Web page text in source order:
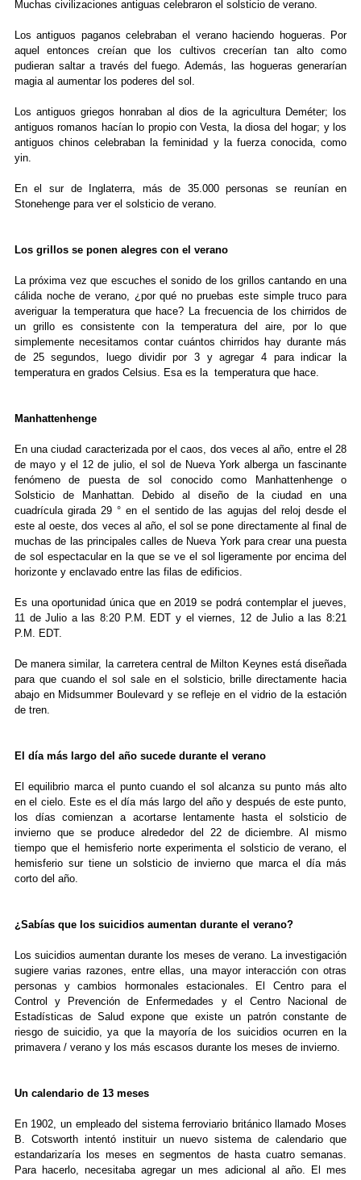
Muchas civilizaciones antiguas celebraron el solsticio de verano.
Los antiguos paganos celebraban el verano haciendo hogueras. Por
aquel entonces creían que los cultivos crecerían tan alto como
pudieran saltar a través del fuego. Además, las hogueras generarían
magia al aumentar los poderes del sol.
Los antiguos griegos honraban al dios de la agricultura Deméter; los
antiguos romanos hacían lo propio con Vesta, la diosa del hogar; y los
antiguos chinos celebraban la feminidad y la fuerza conocida, como
yin.
En el sur de Inglaterra, más de 35.000 personas se reunían en
Stonehenge para ver el solsticio de verano.
Los grillos se ponen alegres con el verano
La próxima vez que escuches el sonido de los grillos cantando en una
cálida noche de verano, ¿por qué no pruebas este simple truco para
averiguar la temperatura que hace? La frecuencia de los chirridos de
un grillo es consistente con la temperatura del aire, por lo que
simplemente necesitamos contar cuántos chirridos hay durante más
de 25 segundos, luego dividir por 3 y agregar 4 para indicar la
temperatura en grados Celsius. Esa es la temperatura que hace.
Manhattenhenge
En una ciudad caracterizada por el caos, dos veces al año, entre el 28
de mayo y el 12 de julio, el sol de Nueva York alberga un fascinante
fenómeno de puesta de sol conocido como Manhattenhenge o
Solsticio de Manhattan. Debido al diseño de la ciudad en una
cuadrícula girada 29 ° en el sentido de las agujas del reloj desde el
este al oeste, dos veces al año, el sol se pone directamente al final de
muchas de las principales calles de Nueva York para crear una puesta
de sol espectacular en la que se ve el sol ligeramente por encima del
horizonte y enclavado entre las filas de edificios.
Es una oportunidad única que en 2019 se podrá contemplar el jueves,
11 de Julio a las 8:20 P.M. EDT y el viernes, 12 de Julio a las 8:21
P.M. EDT.
De manera similar, la carretera central de Milton Keynes está diseñada
para que cuando el sol sale en el solsticio, brille directamente hacia
abajo en Midsummer Boulevard y se refleje en el vidrio de la estación
de tren.
El día más largo del año sucede durante el verano
El equilibrio marca el punto cuando el sol alcanza su punto más alto
en el cielo. Este es el día más largo del año y después de este punto,
los días comienzan a acortarse lentamente hasta el solsticio de
invierno que se produce alrededor del 22 de diciembre. Al mismo
tiempo que el hemisferio norte experimenta el solsticio de verano, el
hemisferio sur tiene un solsticio de invierno que marca el día más
corto del año.
¿Sabías que los suicidios aumentan durante el verano?
Los suicidios aumentan durante los meses de verano. La investigación
sugiere varias razones, entre ellas, una mayor interacción con otras
personas y cambios hormonales estacionales. El Centro para el
Control y Prevención de Enfermedades y el Centro Nacional de
Estadísticas de Salud expone que existe un patrón constante de
riesgo de suicidio, ya que la mayoría de los suicidios ocurren en la
primavera / verano y los más escasos durante los meses de invierno.
Un calendario de 13 meses
En 1902, un empleado del sistema ferroviario británico llamado Moses
B. Cotsworth intentó instituir un nuevo sistema de calendario que
estandarizaría los meses en segmentos de hasta cuatro semanas.
Para hacerlo, necesitaba agregar un mes adicional al año. El mes